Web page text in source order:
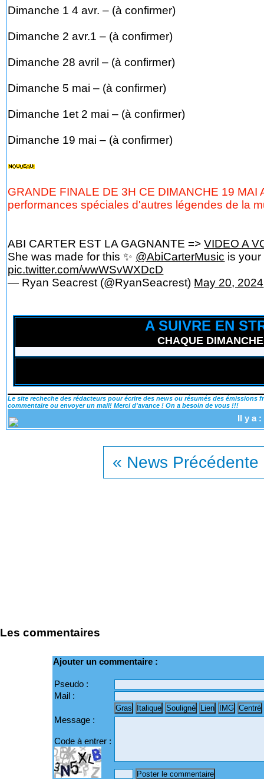
Dimanche 1 4 avr. – (à confirmer)
Dimanche 2 avr.1 – (à confirmer)
Dimanche 28 avril – (à confirmer)
Dimanche 5 mai – (à confirmer)
Dimanche 1et 2 mai – (à confirmer)
Dimanche 19 mai – (à confirmer)
GRANDE FINALE DE 3H CE DIMANCHE 19
performances spéciales d'autres légendes de la
ABI CARTER EST LA GAGNANTE =>VIDEO A
She was made for this ✨ @AbiCarterMusic is
pic.twitter.com/wwWSvWXDcD
— Ryan Seacrest (@RyanSeacrest) May 20, 2024
A SUIVRE EN
CHAQUE
Le site recheche des rédacteurs pour écrire des news ou résumés des
commentaire ou envoyer un mail! Merci d'avance ! On a besoin de vous !!!
Il y a
« News Précédente
Les commentaires
Ajouter un commentaire :
Pseudo :
Mail :
Message :
Code à entrer :